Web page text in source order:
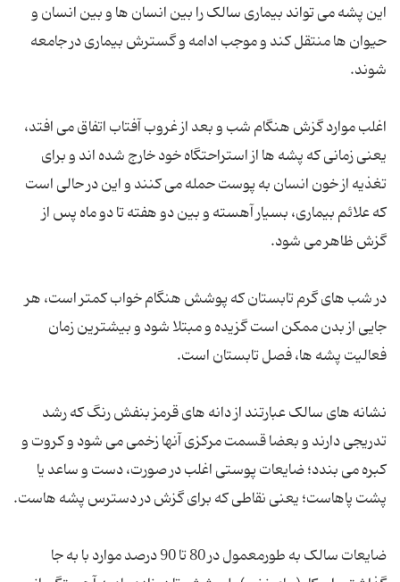
این پشه می تواند بیماری سالک را بین انسان ها و بین انسان و
حیوان ها منتقل کند و موجب ادامه و گسترش بیماری در جامعه
اغلب موارد گزش هنگام شب و بعد از غروب آفتاب اتفاق می افتد،
یعنی زمانی که پشه ها از استراحتگاه خود خارج شده اند و برای
تغذیه از خون انسان به پوست حمله می کنند و این در حالی است
که علائم بیماری، بسیار آهسته و بین دو هفته تا دو ماه پس از
در شب های گرم تابستان که پوشش هنگام خواب کمتر است، هر
جایی از بدن ممکن است گزیده و مبتلا شود و بیشترین زمان
نشانه های سالک عبارتند از دانه های قرمز بنفش رنگ که رشد
تدریجی دارند و بعضا قسمت مرکزی آنها زخمی می شود و کروت و
کبره می بندد؛ ضایعات پوستی اغلب در صورت، دست و ساعد یا
ضایعات سالک به طورمعمول در 80 تا 90 درصد موارد با به جا